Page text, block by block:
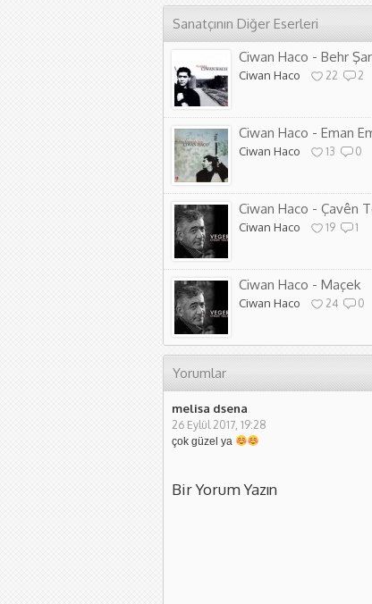
Sanatçının Diğer Eserleri
Ciwan Haco - Behr
Ciwan Haco 22 2
Ciwan Haco - Eman
Ciwan Haco 13 0
Ciwan Haco - Çavên
Ciwan Haco 19 1
Ciwan Haco - Maçek
Ciwan Haco 24 0
Yorumlar
melisa dsena
26 Eylül 2017, 19:28
çok güzel ya
Bir Yorum Yazın